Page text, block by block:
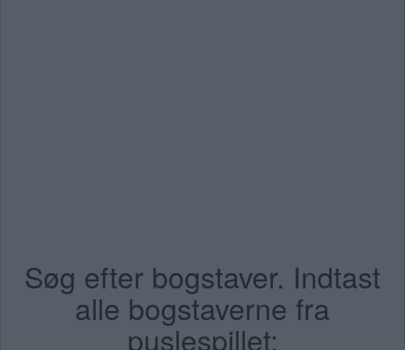
Søg efter bogstaver. Indtast
alle bogstaverne fra
puslespillet: